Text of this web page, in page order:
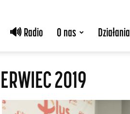
🔊 Radio O nas Działania
2019